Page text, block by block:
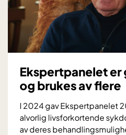
Ekspertpanelet
og brukes av flere
I 2024 gav Ekspertpanelet
alvorlig livsforkortende
av deres